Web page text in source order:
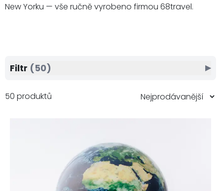
New Yorku — vše ručně vyrobeno firmou 68travel.
50 produktů
Filtr (50) ▶